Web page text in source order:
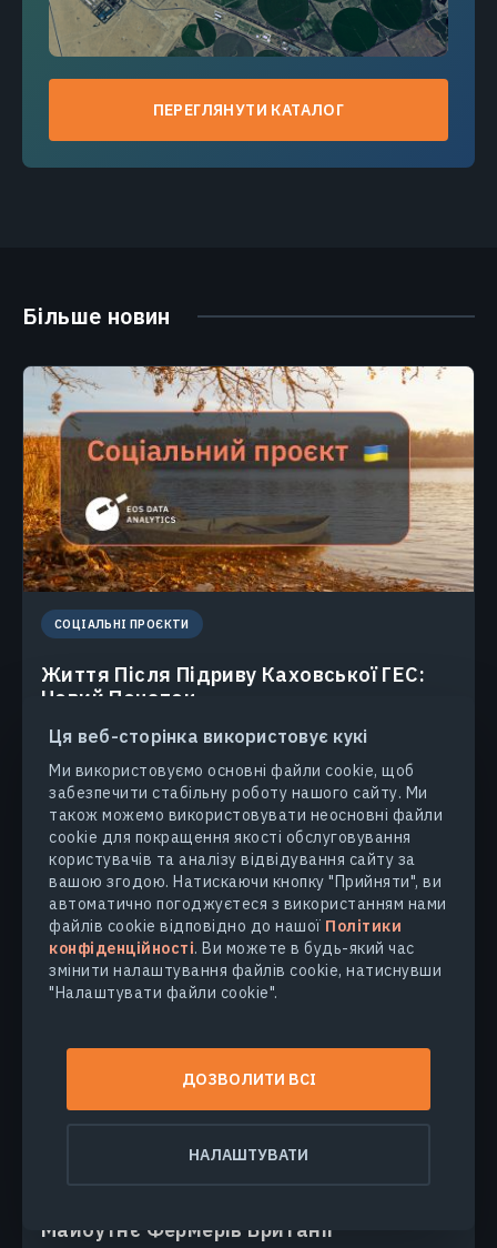
Ця веб-сторінка використовує кукі
Ми використовуємо основні файли cookie, щоб
забезпечити стабільну роботу нашого сайту. Ми
також можемо використовувати неосновні файли
cookie для покращення якості обслуговування
користувачів та аналізу відвідування сайту за
вашою згодою. Натискаючи кнопку "Прийняти", ви
автоматично погоджуєтеся з використанням нами
файлів cookie відповідно до нашої Політики
конфіденційності. Ви можете в будь-який час
змінити налаштування файлів cookie, натиснувши
"Налаштувати файли cookie".
ДОЗВОЛИТИ ВСІ
НАЛАШТУВАТИ
ПЕРЕГЛЯНУТИ КАТАЛОГ
Більше новин
СОЦІАЛЬНІ ПРОЄКТИ
Життя Після Підриву Каховської ГЕС:
Новий Початок
Через знищення дамби відбулося затоплення
але згодом вода зійшла і на території, відомій як
Великий Луг, природа почала відновлюватися.
МАКСИМ СУЩУК 07.11.2024
Майбутнє Фермерів Британії